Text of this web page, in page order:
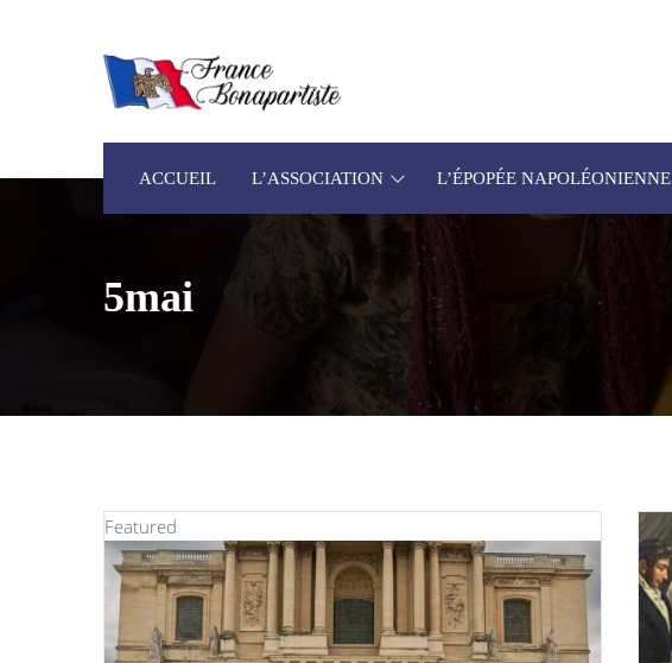
ACCUEIL L’ASSOCIATION L’ÉPOPÉE NAPOLÉONIENNE
5mai
Featured